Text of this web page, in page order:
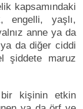
kapsamındaki
engelli, yaşlı,
anne ya da
da diğer ciddi
şiddete maruz
kişinin etkin